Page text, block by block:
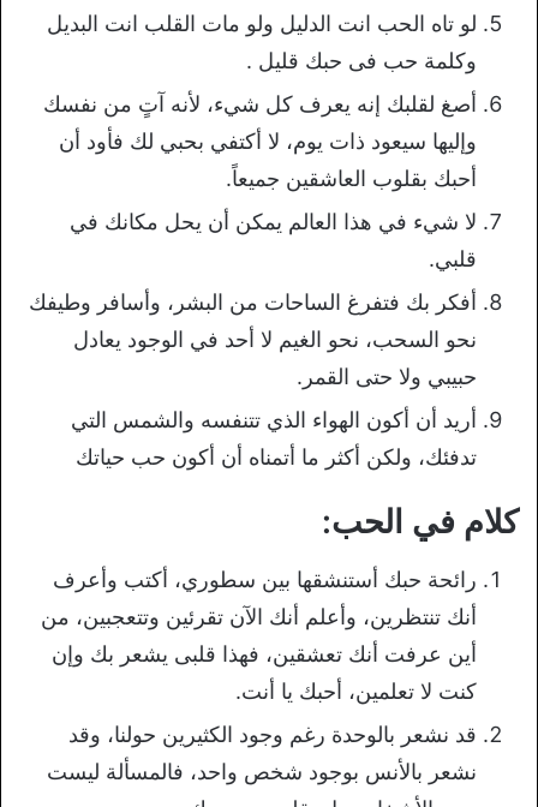
لو تاه الحب انت الدليل ولو مات القلب انت البديل
وكلمة حب فى حبك قليل .
أصغ لقلبك إنه يعرف كل شيء، لأنه آتٍ من نفسك
وإليها سيعود ذات يوم، لا أكتفي بحبي لك فأود أن
أحبك بقلوب العاشقين جميعاً.
لا شيء في هذا العالم يمكن أن يحل مكانك في
قلبي.
أفكر بك فتفرغ الساحات من البشر، وأسافر وطيفك
نحو السحب، نحو الغيم لا أحد في الوجود يعادل
حبيبي ولا حتى القمر.
أريد أن أكون الهواء الذي تتنفسه والشمس التي
تدفئك، ولكن أكثر ما أتمناه أن أكون حب حياتك
كلام في الحب:
رائحة حبك أستنشقها بين سطوري، أكتب وأعرف
أنك تنتظرين، وأعلم أنك الآن تقرئين وتتعجبين، من
أين عرفت أنك تعشقين، فهذا قلبى يشعر بك وإن
كنت لا تعلمين، أحبك يا أنت.
قد نشعر بالوحدة رغم وجود الكثيرين حولنا، وقد
نشعر بالأنس بوجود شخص واحد، فالمسألة ليست